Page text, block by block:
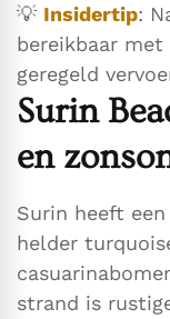
💡 Insidertip:
bereikbaar met
geregeld
Surin
en
Surin heeft
helder
strand is